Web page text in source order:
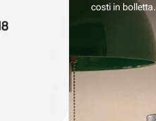
costi in bolletta.